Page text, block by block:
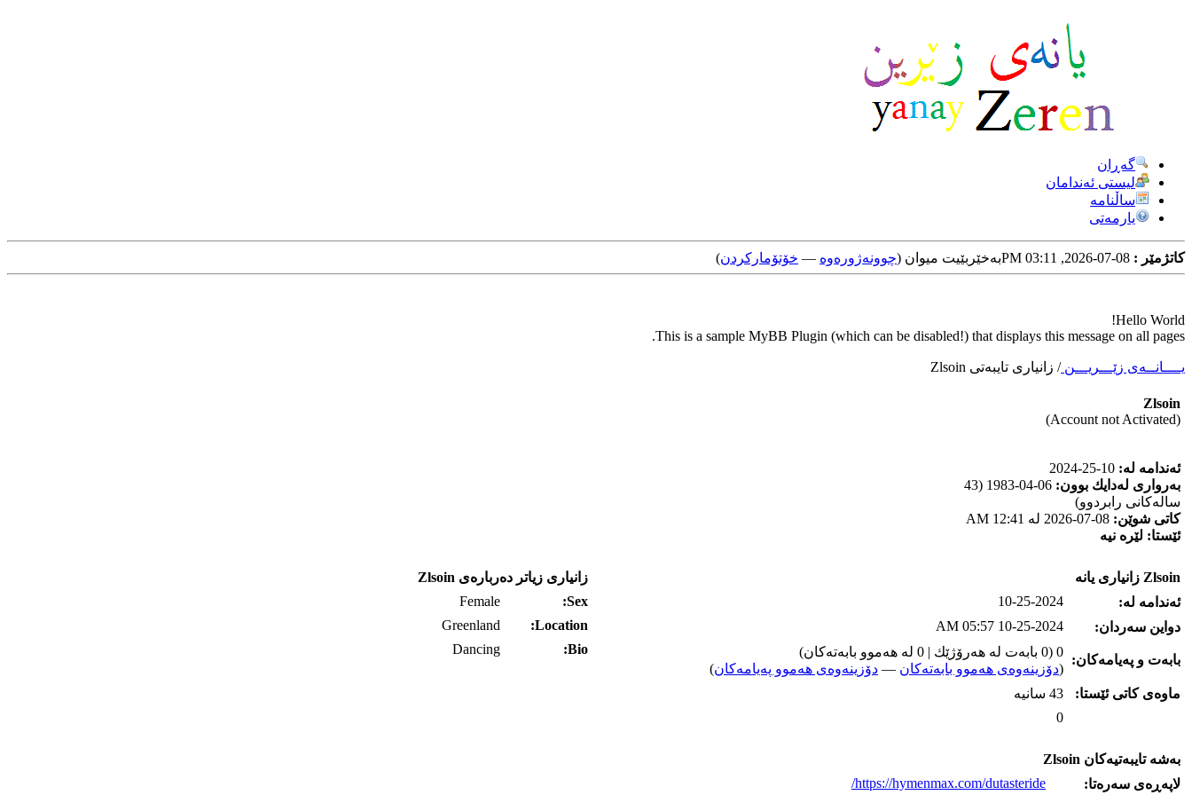
گه‌ڕان
لیستی ئه‌ندامان
ساڵنامه
یارمه‌تی
کاتژمێر : به‌خێربێیت میوان (چوونه‌ژوره‌وه‌ — خۆتۆمارکردن)
Hello World!
This is a sample MyBB Plugin (which can be disabled!) that displays this message on all pages.
یــــانــه‌ی زێـــریـــن/ زانیاری تایبه‌تی Zlsoin
Zlsoin
(Account not Activated)
ئه‌ندامه‌ له‌:
به‌رواری له‌دایك بوون:
06-04-1983 (43
ساله‌كانی رابردوو)
كاتی شوێن:
ئێستا: لێره‌ نیه‌
Zlsoin زانیاری یانه‌
ئه‌ندامه‌ له‌:
10-25-2024
دواین سه‌ردان:
10-25-2024 05:57 AM
بابه‌ت و په‌یامه‌کان:
0 (0 بابه‌ت له‌ هه‌رۆژێك | 0 له‌ هه‌موو بابه‌ته‌كان)
(دۆزینه‌وه‌ی هه‌موو بابه‌ته‌کان — دۆزینه‌وه‌ی هه‌موو په‌یامه‌کان)
ماوه‌ی كاتی ئێستا:
43 سانیه‌
0
به‌شه‌ تایبه‌تیه‌کان Zlsoin
لاپه‌ڕه‌ی سه‌ره‌تا:
https://hymenmax.com/dutasteride/
زانیاری زیاتر ده‌رباره‌ی Zlsoin
Sex:
Female
Location:
Greenland
Bio:
Dancing